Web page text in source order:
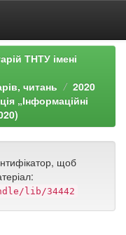
ТНТУ імені
читань
2020
„Інформаційні
щоб
lib/34442